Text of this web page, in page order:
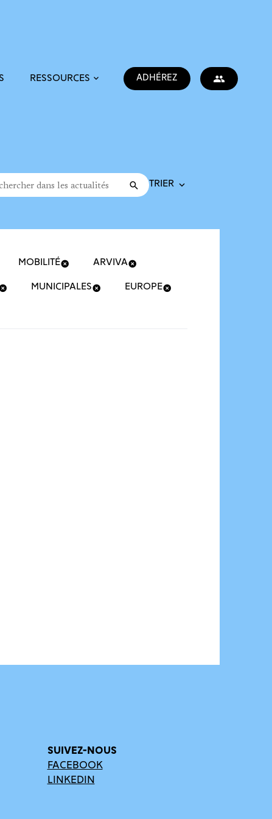
RESSOURCES ADHÉREZ
dans les actualités Valider
Trier la recherche
MOBILITÉ ARVIVA
MUNICIPALES EUROPE
SUIVEZ-NOUS
FACEBOOK
LINKEDIN